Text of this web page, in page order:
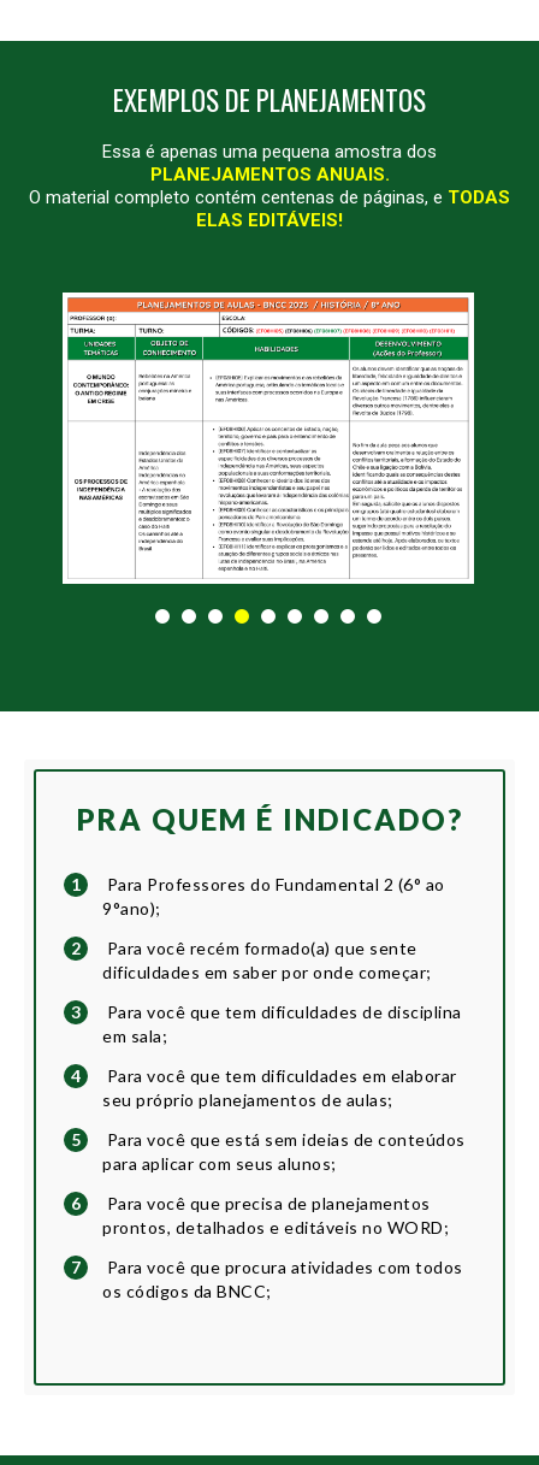
EXEMPLOS DE PLANEJAMENTOS
Essa é apenas uma pequena amostra dos
PLANEJAMENTOS ANUAIS.
O material completo contém centenas de páginas, e TODAS
ELAS EDITÁVEIS!
PRA QUEM É INDICADO?
1
Para Professores do Fundamental 2 (6° ao
9°ano);
2
Para você recém formado(a) que sente
dificuldades em saber por onde começar;
3
Para você que tem dificuldades de disciplina
em sala;
4
Para você que tem dificuldades em elaborar
seu próprio planejamentos de aulas;
5
Para você que está sem ideias de conteúdos
para aplicar com seus alunos;
6
Para você que precisa de planejamentos
prontos, detalhados e editáveis no WORD;
7
Para você que procura atividades com todos
os códigos da BNCC;